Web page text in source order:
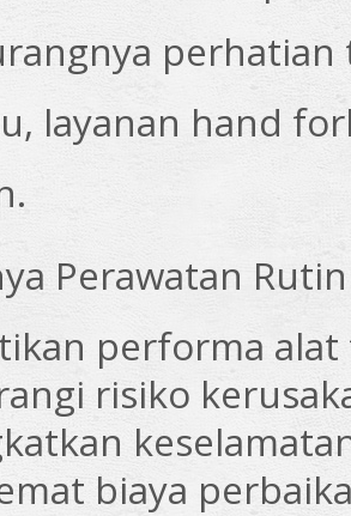
layanan hand
Perawatan Rutin
performa
risiko
biaya